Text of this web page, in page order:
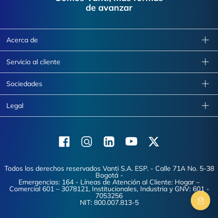
de avanzar
Acerca de
Servicio al cliente
Sociedades
Legal
FacebookInstagramLinkedinYoutubeX (Twitter)
Todos los derechos reservados Vanti S.A. ESP. - Calle 71A No. 5-38
Bogotá -
Emergencias: 164 - Líneas de Atención al Cliente: Hogar –
Comercial 601 – 3078121, Institucionales, Industria y GNV: 601 -
7053256
NIT: 800.007.813-5